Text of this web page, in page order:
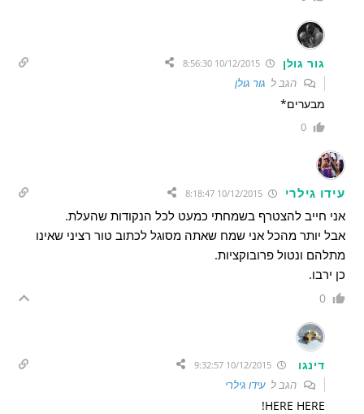
גור גולן 10/12/2015 8:56:30
הגב ל גור גולן
מבערים*
0
עידו גילרי 10/12/2015 8:18:47
אני חייב להצטרף בשמחתי כמעט לכל הנקודות שהעלת.
אבל יותר מהכל אני שמח שאתה מסוגל לכתוב טור רציני שאינו
מתלהם ונטול פרובוקציות.
כן ירבו.
0
דינגו
הגב לעידו גילרי
HERE HERE!